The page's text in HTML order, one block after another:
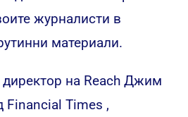
журналисти в
материали.
на Reach Джим
Times ,